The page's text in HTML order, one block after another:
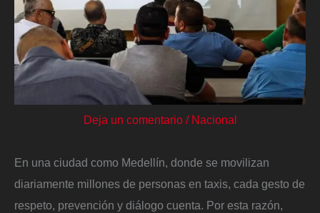
Deja un comentario / Nacional
En una ciudad como Medellín, donde se movilizan
diariamente millones de personas en taxis, cada gesto de
respeto, prevención y diálogo cuenta. Por esta razón,